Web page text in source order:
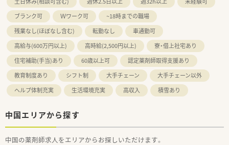
ブランク可
Ｗワーク可
~18時までの職場
残業なし(ほぼなし含む)
転勤なし
車通勤可
高給与(600万円以上)
高時給(2,500円以上)
寮・借上社宅あり
住宅補助(手当)あり
60歳以上可
認定薬剤師取得支援あり
教育制度あり
シフト制 大手チェーン
大手チェーン以外
ヘルプ体制充実
生活環境充実 高収入 積雪あり
中国エリアから探す
中国の薬剤師求人をエリアからお探しいただけます。